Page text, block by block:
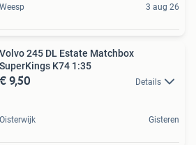
Weesp 3 aug 26
Volvo 245 DL Estate Matchbox
SuperKings K74 1:35
€ 9,50 Details
Oisterwijk Gisteren